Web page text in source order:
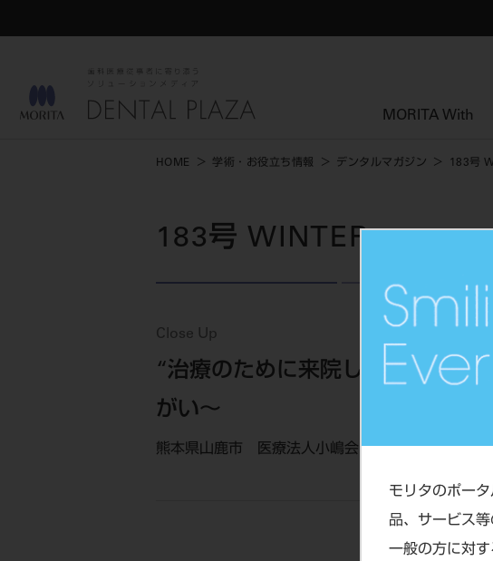
モリタのポー
品、サービス
一般の方に対す
MORITA With
HOME 学術・お役立ち情報 デンタルマガジン 183号
183号 WINTER
Close Up
“治療のために来院しない人”を
がい～
熊本県山鹿市 医療法人小嶋会 おしま歯科医院